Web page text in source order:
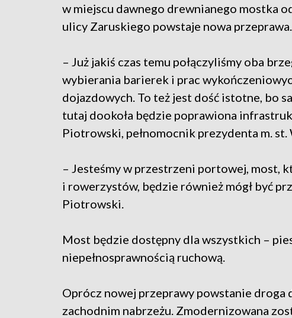
w miejscu dawnego drewnianego mostka
ulicy Zaruskiego powstaje nowa przeprawa.
– Już jakiś czas temu połączyliśmy oba
wybierania barierek i prac
dojazdowych. To też jest dość istotne, bo
tutaj dookoła będzie poprawiona
Piotrowski, pełnomocnik prezydenta m. st.
– Jesteśmy w przestrzeni portowej, most,
i rowerzystów, będzie również mógł być
Piotrowski.
Most będzie dostępny dla wszystkich –
niepełnosprawnością ruchową.
Oprócz nowej przeprawy powstanie droga
zachodnim nabrzeżu. Zmodernizowana